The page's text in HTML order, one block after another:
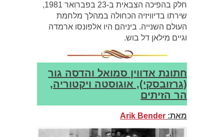
חלק בהפיכה הצבאית ב-23 בפברואר 1981,
שירתו בדיוויזיה הכחולה במהלך מלחמת
העולם השנייה. ביניהם היו אלפונסו ארמדה
וגיים מילאן דל בוש.
חתונת אדווין סמואל והדסה גור
(גרזובסקי), אוגוסטה ויקטוריה,
הר הזיתים
מאת: Arik Bender